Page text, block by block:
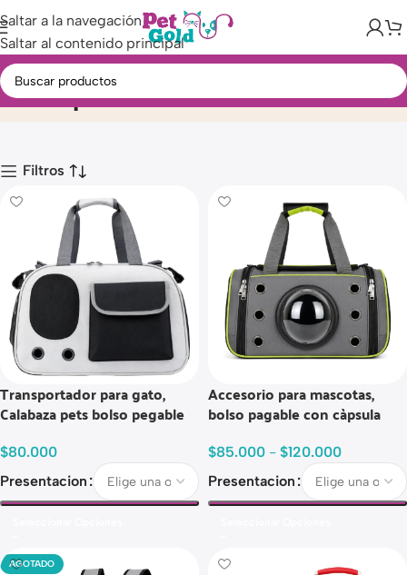
Saltar a la navegación
Saltar al contenido principal
TransportadoresInicio Producto
Filtros
Transportador para gato,
Calabaza pets bolso pegable
$80.000
Presentacion
Accesorio para mascotas,
bolso pagable con càpsula
$85.000 - $120.000
Presentacion
AGOTADO